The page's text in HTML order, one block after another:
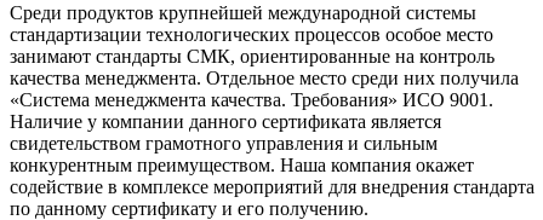
Среди продуктов крупнейшей международной системы
стандартизации технологических процессов особое место
занимают стандарты СМК, ориентированные на контроль
качества менеджмента. Отдельное место среди них получила
«Система менеджмента качества. Требования» ИСО 9001.
Наличие у компании данного сертификата является
свидетельством грамотного управления и сильным
конкурентным преимуществом. Наша компания окажет
содействие в комплексе мероприятий для внедрения стандарта
по данному сертификату и его получению.